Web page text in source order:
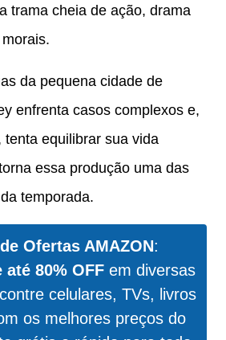
trama cheia de ação, drama
da pequena cidade de
enfrenta casos complexos e,
tenta equilibrar sua vida
essa produção uma das
temporada.
Ofertas AMAZON:
80% OFFem diversas
celulares, TVs, livros
os melhores preços do